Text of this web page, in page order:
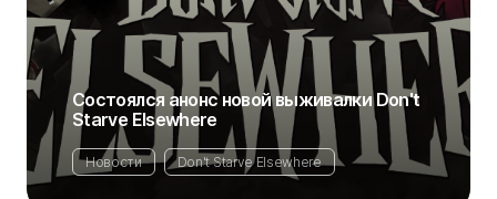
Состоялся анонс новой выживалки Don't
Starve Elsewhere
Новости Don't Starve Elsewhere